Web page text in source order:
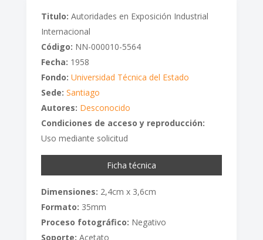
Titulo: Autoridades en Exposición Industrial
Internacional
Código: NN-000010-5564
Fecha: 1958
Fondo: Universidad Técnica del Estado
Sede: Santiago
Autores: Desconocido
Condiciones de acceso y reproducción:
Uso mediante solicitud
Ficha técnica
Dimensiones: 2,4cm x 3,6cm
Formato: 35mm
Proceso fotográfico: Negativo
Soporte: Acetato